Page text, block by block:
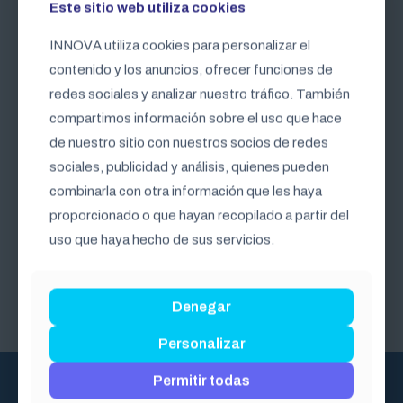
Descargar PDF
Jueves y viernes
18:00 a 20:00,
sábados: 08:00 a
14:00
Este sitio web utiliza cookies
INNOVA utiliza cookies para personalizar el
contenido y los anuncios, ofrecer funciones de
redes sociales y analizar nuestro tráfico. También
compartimos información sobre el uso que hace
de nuestro sitio con nuestros socios de redes
sociales, publicidad y análisis, quienes pueden
combinarla con otra información que les haya
proporcionado o que hayan recopilado a partir del
uso que haya hecho de sus servicios.
Denegar
Personalizar
Permitir todas
Este sitio web utiliza cookies
INNOVA utiliza cookies para personalizar el
contenido y los anuncios, ofrecer funciones de
redes sociales y analizar nuestro tráfico. También
compartimos información sobre el uso que hace
de nuestro sitio con nuestros socios de redes
sociales, publicidad y análisis, quienes pueden
combinarla con otra información que les haya
proporcionado o que hayan recopilado a partir del
uso que haya hecho de sus servicios.
Denegar
Personalizar
Permitir todas